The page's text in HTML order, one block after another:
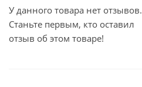
У данного товара нет отзывов.
Станьте первым, кто оставил
отзыв об этом товаре!